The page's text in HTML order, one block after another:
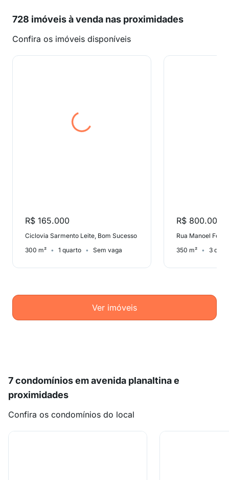
728 imóveis à venda nas proximidades
Confira os imóveis disponíveis
R$ 165.000
Ciclovia Sarmento Leite, Bom Sucesso
300 m²
1 quarto Sem vaga
R$ 800.000
Rua Manoel
350 m²
3
Ver imóveis
7 condomínios em avenida planaltina e
proximidades
Confira os condomínios do local